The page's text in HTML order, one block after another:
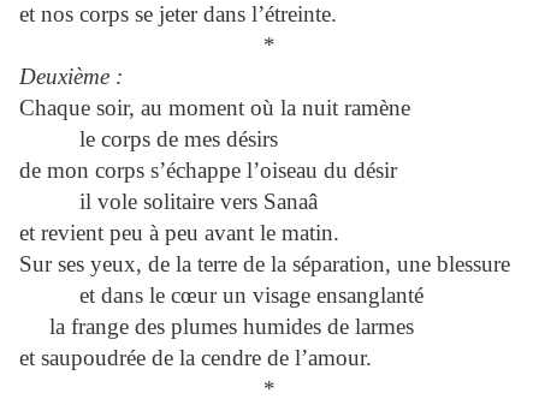
et nos corps se jeter dans l’étreinte.
*
Deuxième :
Chaque soir, au moment où la nuit ramène
le corps de mes désirs
de mon corps s’échappe l’oiseau du désir
il vole solitaire vers Sanaâ
et revient peu à peu avant le matin.
Sur ses yeux, de la terre de la séparation, une blessure
et dans le cœur un visage ensanglanté
la frange des plumes humides de larmes
et saupoudrée de la cendre de l’amour.
*